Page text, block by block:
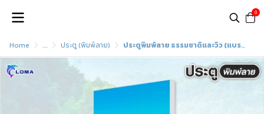
0
Home ... ประตู (พิมพ์ลาย) ประตูพิมพ์ลาย ธรรมชาติและวิว (แบรนด์ LOMA)